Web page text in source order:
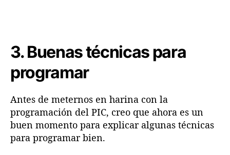
3. Buenas técnicas para
programar
Antes de meternos en harina con la
programación del PIC, creo que ahora es un
buen momento para explicar algunas técnicas
para programar bien.